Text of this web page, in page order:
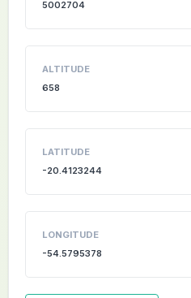
5002704
ALTITUDE
658
LATITUDE
-20.4123244
LONGITUDE
-54.5795378